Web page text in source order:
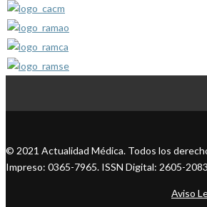
© 2021 Actualidad Médica. Todos los
Impreso: 0365-7965. ISSN Digital: 2605-
Aviso